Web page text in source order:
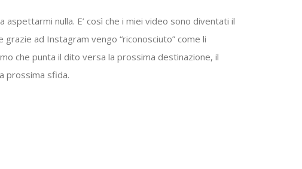
aspettarmi nulla. E’ così che i miei video sono diventati il
grazie ad Instagram vengo “riconosciuto” come li
che punta il dito versa la prossima destinazione, il
prossima sfida.